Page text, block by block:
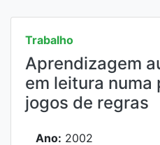
Trabalho
Aprendizagem
em leitura
jogos de regras
Ano: 2002